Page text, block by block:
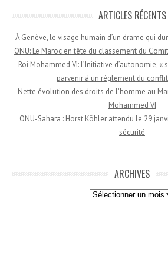
ARTICLES RÉCENTS
À Genève, le visage humain d’un drame qui
ONU: Le Maroc en tête du classement du
Roi Mohammed VI: L’Initiative d’autonomie,
parvenir à un règlement du
Nette évolution des droits de l’homme au
Mohammed VI
ONU-Sahara : Horst Köhler attendu le 29
sécurité
ARCHIVES
Archives